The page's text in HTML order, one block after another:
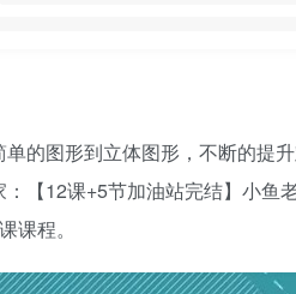
的图形到立体图形，不断的提
【12课+5节加油站完结】 小鱼
课程。